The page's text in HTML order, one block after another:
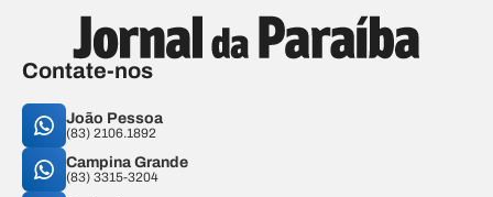
Contate-nos
João Pessoa
(83) 2106.1892
Campina Grande
(83) 3315-3204